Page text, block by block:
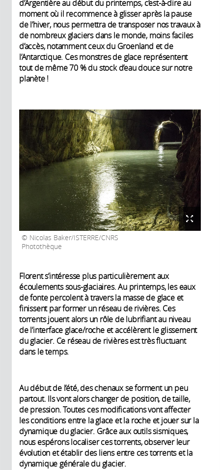
d’Argentière au début du printemps, c’est-à-dire au
moment où il recommence à glisser après la pause
de l’hiver, nous permettra de transposer nos travaux à
de nombreux glaciers dans le monde, moins faciles
d’accès, notamment ceux du Groenland et de
l’Antarctique. Ces monstres de glace représentent
tout de même 70 % du stock d’eau douce sur notre
planète !
Nicolas Baker/ISTERRE/CNRS
Photothèque
Florent s’intéresse plus particulièrement aux
écoulements sous-glaciaires. Au printemps, les eaux
de fonte percolent à travers la masse de glace et
finissent par former un réseau de rivières. Ces
torrents jouent alors un rôle de lubrifiant au niveau
de l’interface glace/roche et accélèrent le glissement
du glacier. Ce réseau de rivières est très fluctuant
dans le temps.
Au début de l’été, des chenaux se forment un peu
partout. Ils vont alors changer de position, de taille,
de pression. Toutes ces modifications vont affecter
les conditions entre la glace et la roche et jouer sur la
dynamique du glacier. Grâce aux outils sismiques,
nous espérons localiser ces torrents, observer leur
évolution et établir des liens entre ces torrents et la
dynamique générale du glacier.